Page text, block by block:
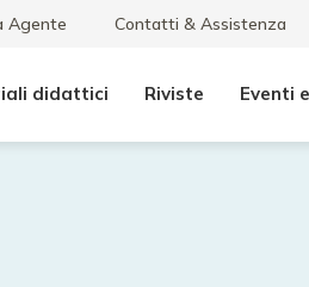
Agente Contatti & Assistenza
didattici Riviste Eventi